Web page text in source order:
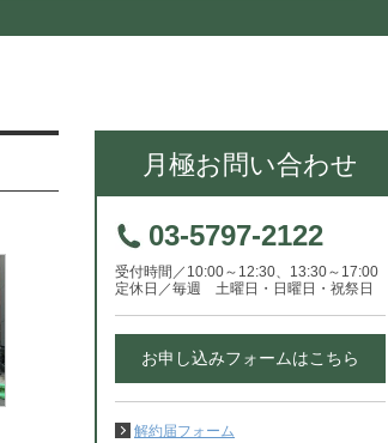
西野横山3丁目駐車場
月極お問い合わせ
03-5797-2122
受付時間／10:00～12:30、13:30～17:00
定休日／毎週 土曜日・日曜日・祝祭日
お申し込みフォームはこちら
解約届フォーム